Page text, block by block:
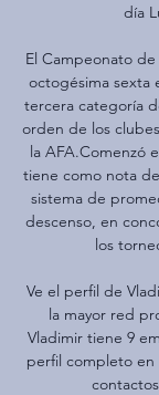
día
El Campeonato de
octogésima sexta
tercera categoría
orden de los
la AFA.Comenzó
tiene como nota
sistema de
descenso, en
los
Ve el perfil de
la mayor red
Vladimir tiene 9
perfil completo en